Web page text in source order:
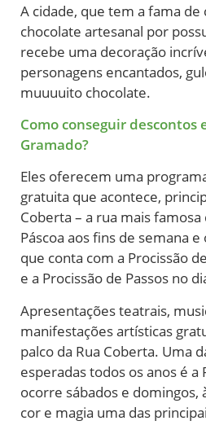
A cidade, que tem a fama
chocolate artesanal por
recebe uma decoração
personagens encantados,
muuuuito chocolate.
Como conseguir descontos
Gramado?
Eles oferecem uma
gratuita que acontece,
Coberta – a rua mais famosa
Páscoa aos fins de semana
que conta com a Procissão
e a Procissão de Passos no
Apresentações teatrais,
manifestações artísticas
palco da Rua Coberta. Uma
esperadas todos os anos é a
ocorre sábados e domingos,
cor e magia uma das